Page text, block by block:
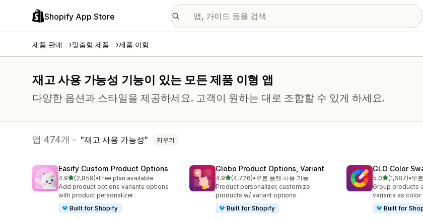
Shopify App Store
제품 판매 맞춤형 제품 제품 이형
재고 사용 가능성 기능이 있는 모든 제품 이형 앱
다양한 옵션과 스타일을 제공하세요. 고객이 원하는 대로 조합할 수 있게 하세요.
앱 474개 - 재고 사용 가능성 지우기
Easify Custom Product Options
4.9별 5개 중
(2,859)
총 리뷰 2859개
•Free plan available
Add product options variants options
with product personalizer
Built for Shopify
Globo Product Options, Variant
4.9별 5개 중
(4,726)
총 리뷰 4726개
•무료 플랜 사용 가능
Product personalizer, customize
products w/ variant options
Built for Shopify
GLO Color
5.0별 5개 중
(1,687)
총 리뷰 1687개
•무
Group products
variants as color
Built for